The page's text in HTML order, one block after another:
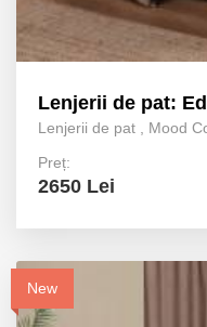
Lenjerii de pat:
Lenjerii de pat , Mood
Preț:
2650 Lei
New